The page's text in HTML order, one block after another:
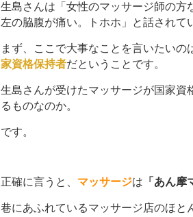
生島さんは「女性のマッサージ師の方
左の脇腹が痛い。トホホ」と話されて
まず、ここで大事なことを言いたいの
家資格保持者だということです。
生島さんが受けたマッサージが国家資
るものなのか。
です。
正確に言うと、 マッサージは 「あん摩
巷にあふれているマッサージ店のほ